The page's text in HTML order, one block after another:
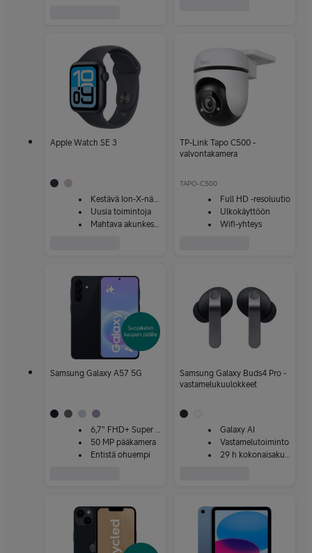
Apple Watch SE 3
Kestävä Ion-X-näyttö
Uusia toimintoja
Mahtava akunkesto
TP-Link Tapo C500 -
valvontakamera
TAPO-C500
Full HD -resoluutio
Ulkokäyttöön
Wifi-yhteys
Samsung Galaxy A57 5G
6,7" FHD+ Super AMOLED+
50 MP pääkamera
Entistä ohuempi
Samsung Galaxy Buds4 Pro -
vastamelukuulokkeet
Galaxy AI
Vastamelutoiminto
29 h kokonaisakunkesto